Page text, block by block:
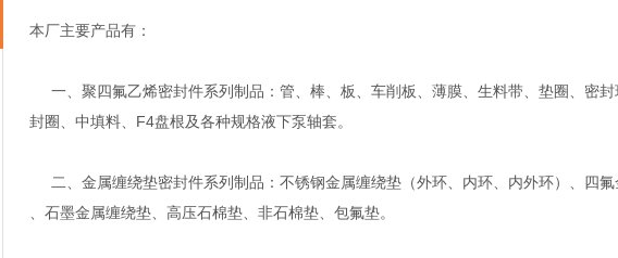
本厂主要产品有：
一、聚四氟乙烯密封件系列制品：管、棒、板、车削板、薄膜、生料带、垫圈、密封
封圈、中填料、F4盘根及各种规格液下泵轴套。
二、金属缠绕垫密封件系列制品：不锈钢金属缠绕垫（外环、内环、内外环）、四氟
、石墨金属缠绕垫、高压石棉垫、非石棉垫、包氟垫。